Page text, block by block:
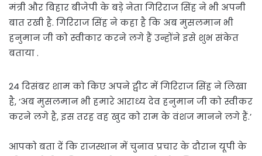
मंत्री और बिहार बीजेपी के बड़े नेता गिरिराज सिंह ने भी अपनी
बात रखी है. गिरिराज सिंह ने कहा है कि अब मुसलमान भी
हनुमान जी को स्वीकार करने लगे हैं उन्होंने इसे शुभ संकेत
बताया .
24 दिसंबर शाम को किए अपने ट्वीट में गिरिराज सिंह ने लिखा
है, ‘अब मुसलमान भी हमारे आराध्य देव हनुमान जी को स्वीकर
करने लगे है, इस तरह वह खुद को राम के वंशज मानने लगे हैं.’
आपको बता दें कि राजस्थान में चुनाव प्रचार के दौरान यूपी के